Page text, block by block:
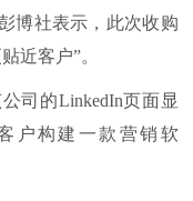
博社表示，此次收购
近客户”。
司的LinkedIn页面显
户构建一款营销软